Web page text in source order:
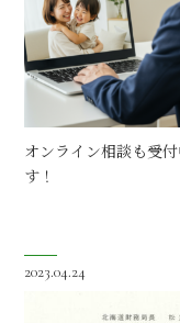
オンライン相談も受
す！
2023.04.24